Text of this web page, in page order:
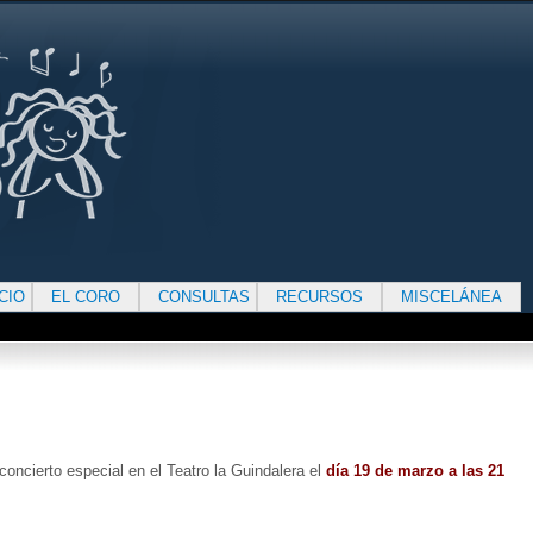
especial en el Teatro la Guindalera el día 19 de marzo a las 21
EL CORO CONSULTAS RECURSOS MISCELÁNEA